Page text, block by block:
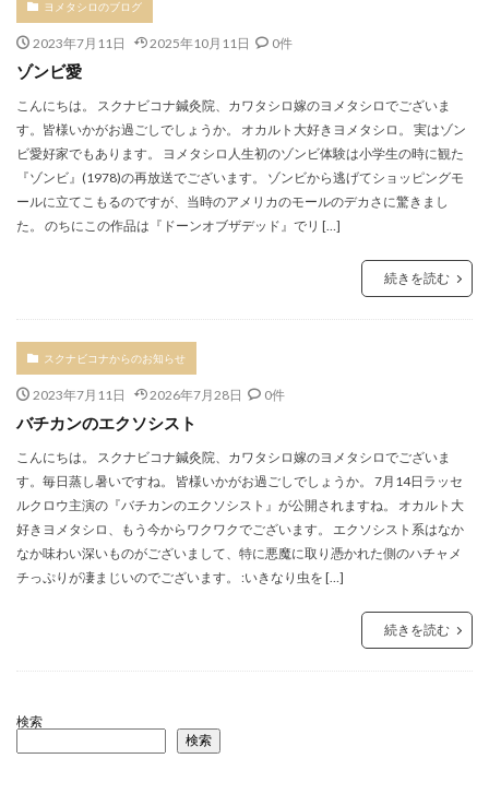
ヨメタシロのブログ
2023年7月11日 2025年10月11日 0件
ゾンビ愛
こんにちは。 スクナビコナ鍼灸院、カワタシロ嫁のヨメタシロでございま
す。皆様いかがお過ごしでしょうか。 オカルト大好きヨメタシロ。 実はゾン
ビ愛好家でもあります。 ヨメタシロ人生初のゾンビ体験は小学生の時に観た
『ゾンビ』(1978)の再放送でございます。 ゾンビから逃げてショッピングモ
ールに立てこもるのですが、当時のアメリカのモールのデカさに驚きまし
た。 のちにこの作品は『ドーンオブザデッド』でリ […]
続きを読む
スクナビコナからのお知らせ
2023年7月11日 2026年7月28日 0件
バチカンのエクソシスト
こんにちは。 スクナビコナ鍼灸院、カワタシロ嫁のヨメタシロでございま
す。毎日蒸し暑いですね。 皆様いかがお過ごしでしょうか。 7月14日ラッセ
ルクロウ主演の『バチカンのエクソシスト』が公開されますね。 オカルト大
好きヨメタシロ、もう今からワクワクでございます。 エクソシスト系はなか
なか味わい深いものがございまして、特に悪魔に取り憑かれた側のハチャメ
チっぷりが凄まじいのでございます。 :いきなり虫を […]
続きを読む
検索
検索